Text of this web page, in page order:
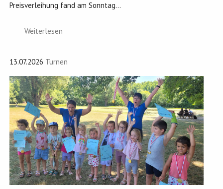
Preisverleihung fand am Sonntag...
Weiterlesen
13.07.2026 Turnen